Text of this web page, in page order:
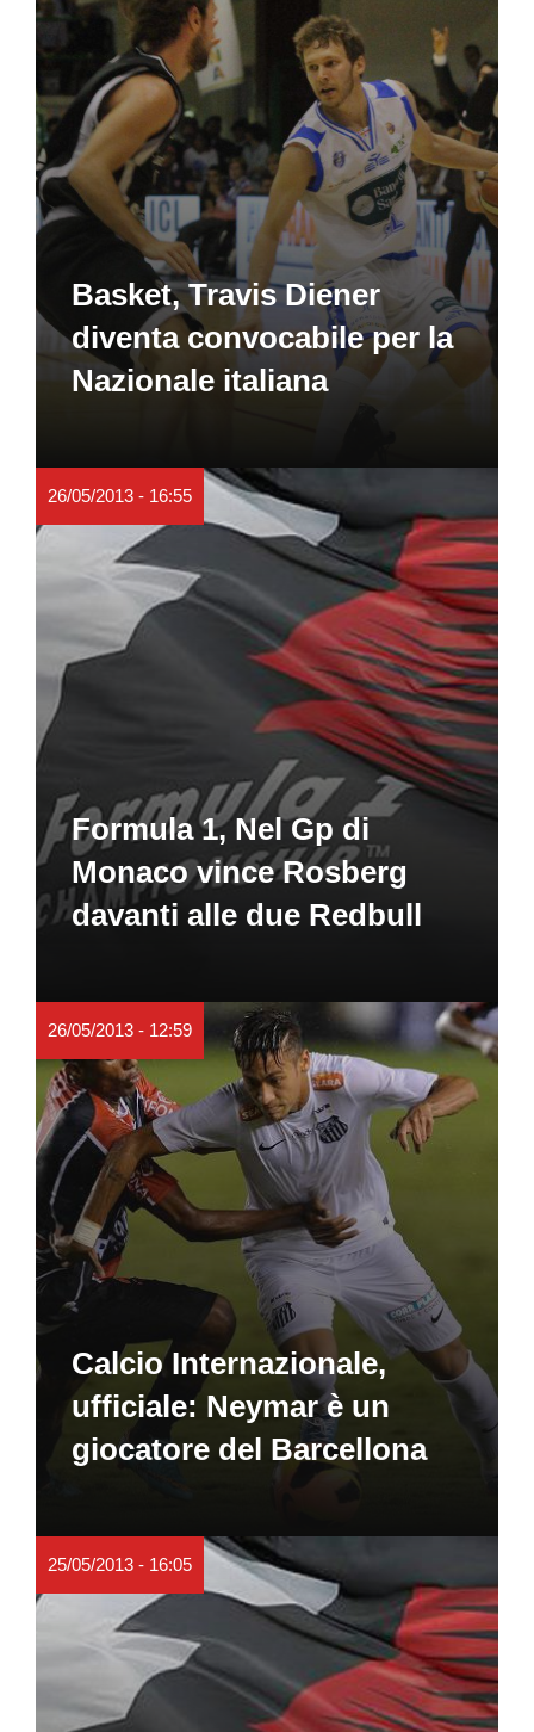
Basket, Travis Diener
diventa convocabile per la
Nazionale italiana
26/05/2013 - 16:55
Formula 1, Nel Gp di
Monaco vince Rosberg
davanti alle due Redbull
26/05/2013 - 12:59
Calcio Internazionale,
ufficiale: Neymar è un
giocatore del Barcellona
25/05/2013 - 16:05